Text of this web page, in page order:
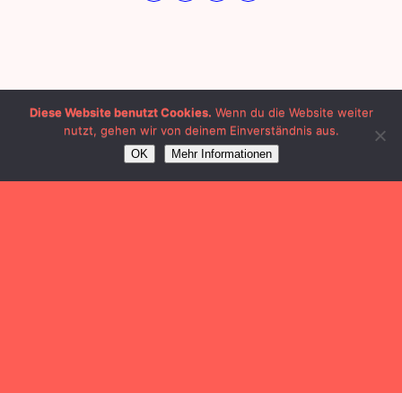
Diese Website benutzt Cookies. Wenn du die Website weiter
nutzt, gehen wir von deinem Einverständnis aus.
OK Mehr Informationen